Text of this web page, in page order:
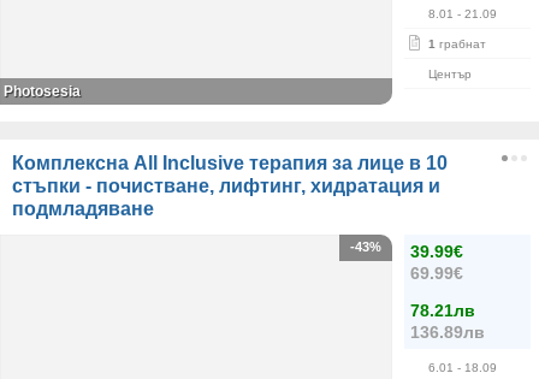
8.01 - 21.09
1 грабнат
Център
Photosesia
Комплексна All Inclusive терапия за лице в 10
стъпки - почистване, лифтинг, хидратация и
подмладяване
39.99€
69.99€
78.21лв
136.89лв
6.01 - 18.09
-43%